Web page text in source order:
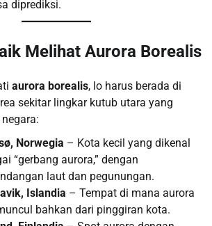
diprediksi.
Melihat Aurora Borealis
aurora borealis, lo harus berada di
sekitar lingkar kutub utara yang
Norwegia – Kota kecil yang dikenal
“gerbang aurora,” dengan
laut dan pegunungan.
Islandia – Tempat di mana aurora
bahkan dari pinggiran kota.